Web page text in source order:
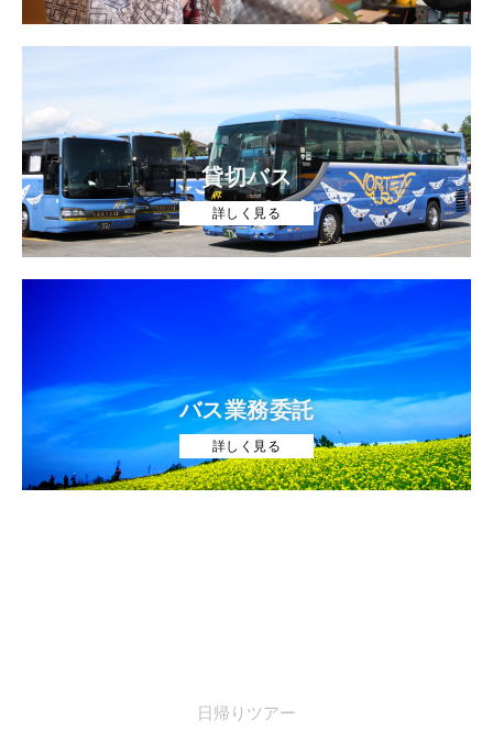
貸切バス
詳しく見る
バス業務委託
詳しく見る
日帰りツアー